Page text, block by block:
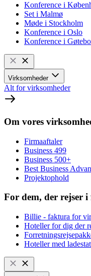
Konference i
Set i Malmø
Møde i Stockholm
Konference i Oslo
Konference i
Virksomheder
Alt for virksomheder
Om vores
Firmaaftaler
Business 499
Business 500+
Best Business
Projektophold
For dem, der rejser
Billie - faktura for
Hoteller for dig der
Hoteller med